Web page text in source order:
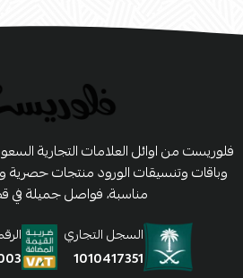
فلوريست من اوائل العلامات التجارية
وباقات وتنسيقات الورود منتجات حصرية
مناسبة، فواصل جميلة
السجل التجاري
1010417351